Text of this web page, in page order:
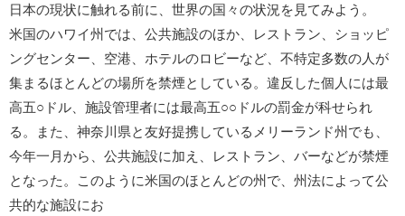
日本の現状に触れる前に、世界の国々の状況を見てみよう。
米国のハワイ州では、公共施設のほか、レストラン、ショッピ
ングセンター、空港、ホテルのロビーなど、不特定多数の人が
集まるほとんどの場所を禁煙としている。違反した個人には最
高五○ドル、施設管理者には最高五○○ドルの罰金が科せられ
る。また、神奈川県と友好提携しているメリーランド州でも、
今年一月から、公共施設に加え、レストラン、バーなどが禁煙
となった。このように米国のほとんどの州で、州法によって公
共的な施設にお